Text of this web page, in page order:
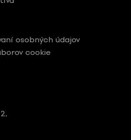
osobných údajov
cookie